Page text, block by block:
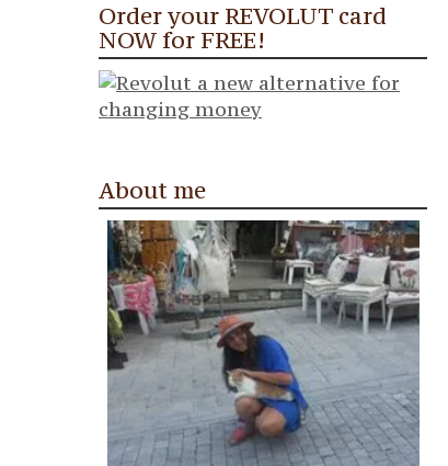
Order your REVOLUT card
NOW for FREE!
About me